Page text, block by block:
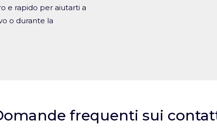
e rapido per aiutarti a
o durante la
frequenti sui